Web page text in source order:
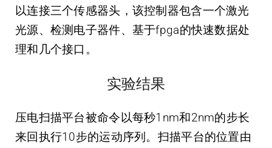
以连接三个传感器头，该控制器包含一个激光
光源、检测电子器件、基于fpga的快速数据处
理和几个接口。
实验结果
压电扫描平台被命令以每秒1nm和2nm的步长
来回执行10步的运动序列。扫描平台的位置由